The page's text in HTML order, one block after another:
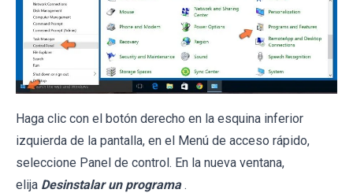
Haga clic con el botón derecho en la esquina inferior
izquierda de la pantalla, en el Menú de acceso rápido,
seleccione Panel de control. En la nueva ventana,
elija Desinstalar un programa .